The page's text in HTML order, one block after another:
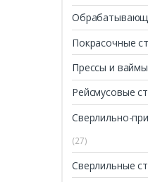
Покрасочные
Прессы и ваймы
Рейсмусовые
Сверлильно-
(27)
Сверлильные